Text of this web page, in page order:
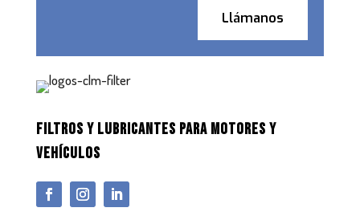
Llámanos
FILTROS Y LUBRICANTES PARA MOTORES Y
VEHÍCULOS